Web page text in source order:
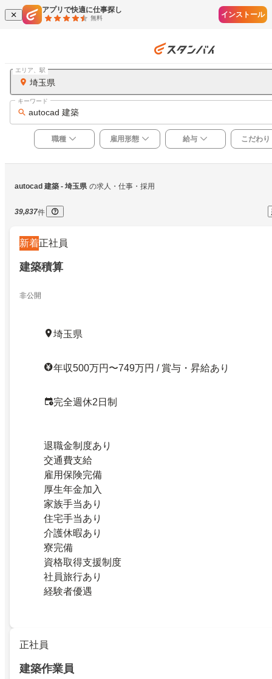
アプリで快適に仕事探し
無料 インストール
埼玉県
エリア、駅
autocad 建築
キーワード
職種 雇用形態 給与 こだわり
autocad 建築 - 埼玉県 の求人・仕事・採用
39,837件
新着正社員
建築積算
非公開
埼玉県
年収500万円〜749万円 / 賞与・昇給あり
完全週休2日制
退職金制度あり
交通費支給
雇用保険完備
厚生年金加入
家族手当あり
住宅手当あり
介護休暇あり
寮完備
資格取得支援制度
社員旅行あり
経験者優遇
正社員
建築作業員